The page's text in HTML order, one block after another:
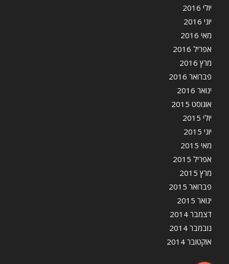
יולי 2016
יוני 2016
מאי 2016
אפריל 2016
מרץ 2016
פברואר 2016
ינואר 2016
אוגוסט 2015
יולי 2015
יוני 2015
מאי 2015
אפריל 2015
מרץ 2015
פברואר 2015
ינואר 2015
דצמבר 2014
נובמבר 2014
אוקטובר 2014